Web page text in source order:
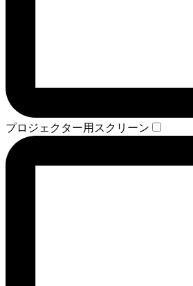
プロジェクター用スクリーン